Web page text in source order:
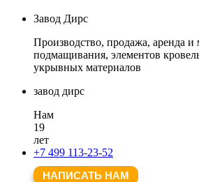
Завод Дирс
Производство, продажа, аренда и
подмащивания, элементов
укрывных материалов
завод дирс
Нам
19
лет
+7 499 113-23-52
НАПИСАТЬ НАМ